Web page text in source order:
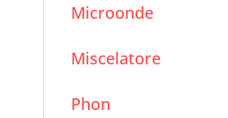
efficienza?
Microonde
Miscelatore
Phon